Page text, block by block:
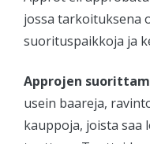
jossa tarkoituksena
suorituspaikkoja ja
Approjen
usein baareja,
kauppoja, joista saa